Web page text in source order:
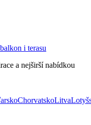
i terasu
a nejširší nabídkou
ChorvatskoLitva